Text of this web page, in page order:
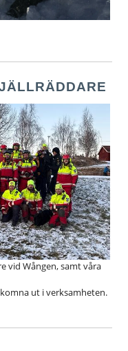
vid Wången, samt våra
ut i verksamheten.